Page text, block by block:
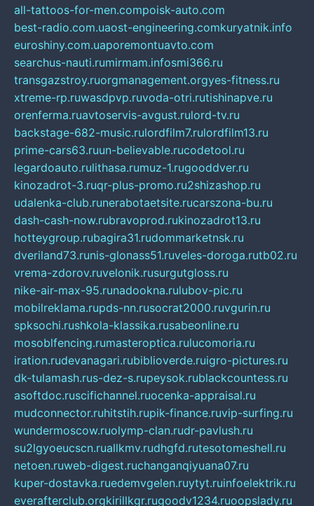
all-tattoos-for-men.compoisk-auto.com
best-radio.com.uaost-engineering.comkuryatnik.info
euroshiny.com.uaporemontuavto.com
searchus-nauti.rumirmam.infosmi366.ru
transgazstroy.ruorgmanagement.orgyes-fitness.ru
xtreme-rp.ruwasdpvp.ruvoda-otri.rutishinapve.ru
orenferma.ruavtoservis-avgust.rulord-tv.ru
backstage-682-music.rulordfilm7.rulordfilm13.ru
prime-cars63.ruun-believable.rucodetool.ru
legardoauto.rulithasa.rumuz-1.rugooddver.ru
kinozadrot-3.ruqr-plus-promo.ru2shizashop.ru
udalenka-club.runerabotaetsite.rucarszona-bu.ru
dash-cash-now.rubravoprod.rukinozadrot13.ru
hotteygroup.rubagira31.rudommarketnsk.ru
dveriland73.runis-glonass51.ruveles-doroga.rutb02.ru
vrema-zdorov.ruvelonik.rusurgutgloss.ru
nike-air-max-95.runadookna.rulubov-pic.ru
mobilreklama.rupds-nn.rusocrat2000.ruvgurin.ru
spksochi.rushkola-klassika.rusabeonline.ru
mosoblfencing.rumasteroptica.rulucomoria.ru
iration.rudevanagari.rubiblioverde.ruigro-pictures.ru
dk-tulamash.rus-dez-s.rupeysok.rublackcountess.ru
asoftdoc.ruscifichannel.ruocenka-appraisal.ru
mudconnector.ruhitstih.rupik-finance.ruvip-surfing.ru
wundermoscow.ruolymp-clan.rudr-pavlush.ru
su2lgyoeucscn.ruallkmv.rudhgfd.rutesotomeshell.ru
netoen.ruweb-digest.ruchanganqiyuana07.ru
kuper-dostavka.ruedemvgelen.ruytyt.ruinfoelektrik.ru
everafterclub.orgkirillkgr.rugoodv1234.ruoopslady.ru